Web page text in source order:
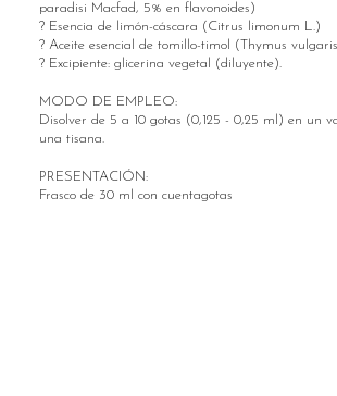
paradisi Macfad, 5% en flavonoides)
? Esencia de limón-cáscara (Citrus limonum L.)
? Aceite esencial de tomillo-timol (Thymus
? Excipiente: glicerina vegetal (diluyente).
MODO DE EMPLEO:
Disolver de 5 a 10 gotas (0,125 - 0,25 ml) en un
una tisana.
PRESENTACIÓN:
Frasco de 30 ml con cuentagotas